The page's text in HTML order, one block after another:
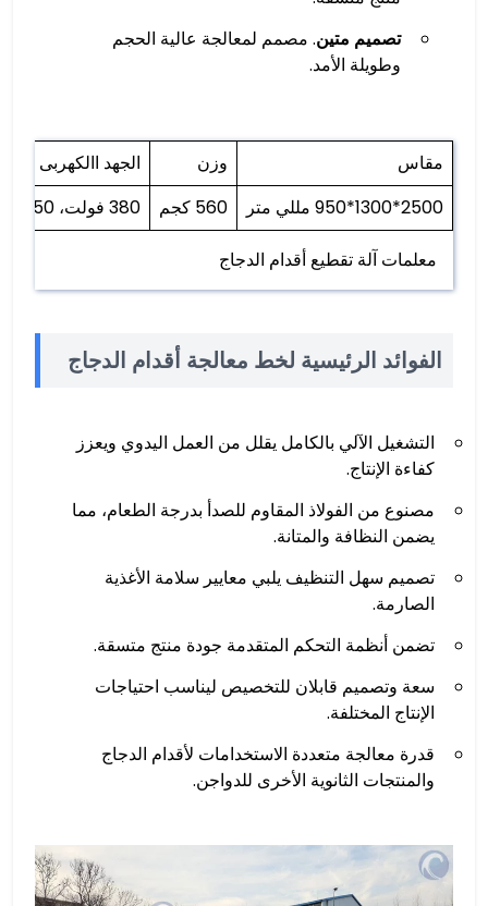
تصميم متين. مصمم لمعالجة عالية الحجم
وطويلة الأمد.
مقاس وزن
الجهد االكهربى
2500*1300*950 مللي متر
560 كجم 380 فولت، 50 هرتز
معلمات آلة تقطيع أقدام الدجاج
الفوائد الرئيسية لخط معالجة أقدام الدجاج
التشغيل الآلي بالكامل يقلل من العمل اليدوي ويعزز
كفاءة الإنتاج.
مصنوع من الفولاذ المقاوم للصدأ بدرجة الطعام، مما
يضمن النظافة والمتانة.
تصميم سهل التنظيف يلبي معايير سلامة الأغذية
الصارمة.
تضمن أنظمة التحكم المتقدمة جودة منتج متسقة.
سعة وتصميم قابلان للتخصيص ليناسب احتياجات
الإنتاج المختلفة.
قدرة معالجة متعددة الاستخدامات لأقدام الدجاج
والمنتجات الثانوية الأخرى للدواجن.